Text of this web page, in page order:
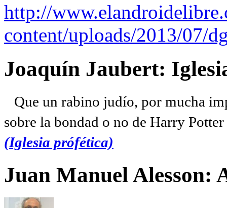
http://
content/uploads/2013/07/
Joaquín Jaubert:
Que un rabino judío, por mucha
sobre la bondad o no de Harry
(Iglesia prófética)
Juan Manuel Alesson: